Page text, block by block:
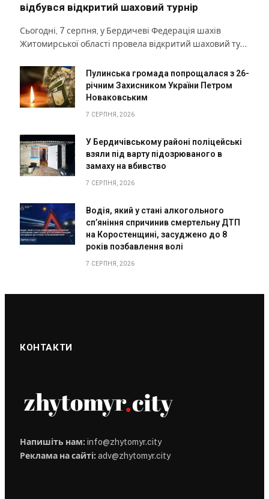
відбувся відкритий шаховий турнір
Сьогодні, 7 серпня, у Бердичеві Федерація шахів
Житомирської області провела відкритий шаховий ту…
Пулинська громада попрощалася з 26-
річним Захисником України Петром
Новаковським
7 СЕРПНЯ, 2026
У Бердичівському районі поліцейські
взяли під варту підозрюваного в
замаху на вбивство
7 СЕРПНЯ, 2026
Водія, який у стані алкогольного
сп’яніння спричинив смертельну ДТП
на Коростенщині, засуджено до 8
років позбавлення волі
7 СЕРПНЯ, 2026
КОНТАКТИ
Напишіть нам: info@zhytomyr.city
Реклама на сайті: adv@zhytomyr.city